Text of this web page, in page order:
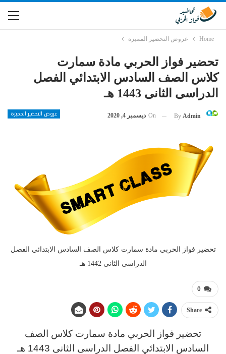
Home عروض التحضير المميزة
تحضير فواز الحربي مادة سمارت
كلاس الصف السادس الابتدائي الفصل
الدراسى الثانى 1443 هـ
عروض التحضير المميزة By Admin
On ديسمبر 4, 2020
تحضير فواز الحربي مادة سمارت كلاس الصف السادس الابتدائي الفصل
الدراسى الثانى 1442 هـ
0
Share
تحضير فواز الحربي مادة سمارت كلاس الصف
السادس الابتدائي الفصل الدراسى الثانى 1443 هـ